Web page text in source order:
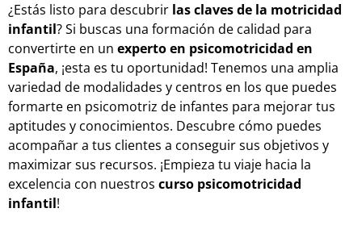
¿Estás listo para descubrir las claves de la motricidad
infantil? Si buscas una formación de calidad para
convertirte en un experto en psicomotricidad en
España, ¡esta es tu oportunidad! Tenemos una amplia
variedad de modalidades y centros en los que puedes
formarte en psicomotriz de infantes para mejorar tus
aptitudes y conocimientos. Descubre cómo puedes
acompañar a tus clientes a conseguir sus objetivos y
maximizar sus recursos. ¡Empieza tu viaje hacia la
excelencia con nuestros curso psicomotricidad
infantil!